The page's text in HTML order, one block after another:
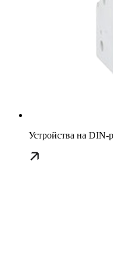
Устройства на DIN-